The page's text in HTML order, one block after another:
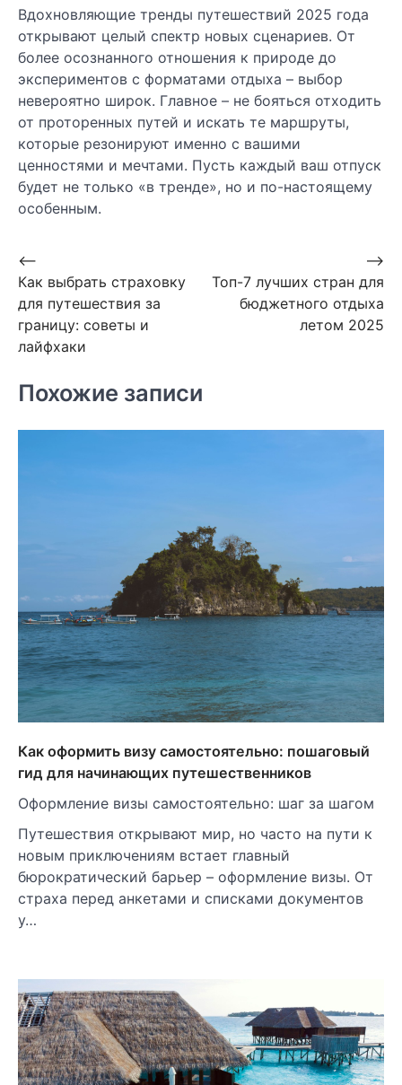
Вдохновляющие тренды путешествий 2025 года
открывают целый спектр новых сценариев. От
более осознанного отношения к природе до
экспериментов с форматами отдыха – выбор
невероятно широк. Главное – не бояться отходить
от проторенных путей и искать те маршруты,
которые резонируют именно с вашими
ценностями и мечтами. Пусть каждый ваш отпуск
будет не только «в тренде», но и по-настоящему
особенным.
Навигация
по
записям
⟵
Как выбрать страховку
для путешествия за
границу: советы и
лайфхаки
Топ-7 лучших стран для
бюджетного отдыха
летом 2025
⟶
Похожие записи
Как оформить визу самостоятельно: пошаговый
гид для начинающих путешественников
Оформление визы самостоятельно: шаг за шагом
Путешествия открывают мир, но часто на пути к
новым приключениям встает главный
бюрократический барьер – оформление визы. От
страха перед анкетами и списками документов
у…